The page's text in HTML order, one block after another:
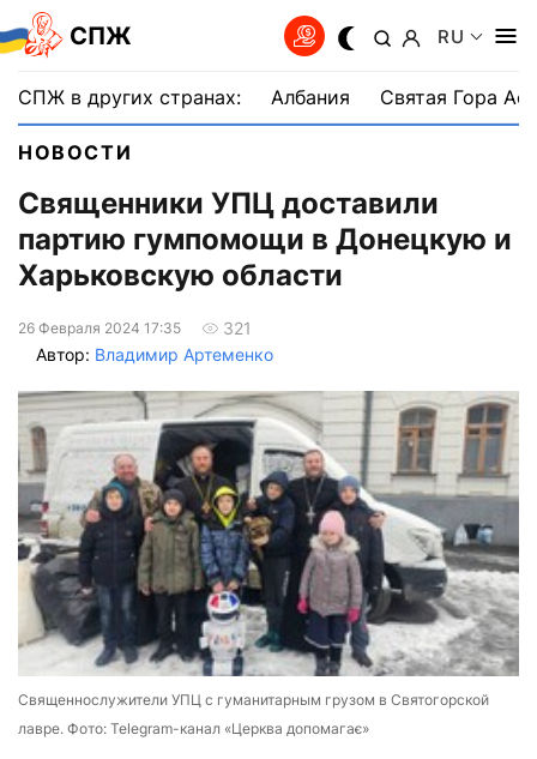
СПЖ RU
СПЖ в других странах: Албания Святая Гора
НОВОСТИ
Священники УПЦ доставили
партию гумпомощи в Донецкую и
Харьковскую области
26 Февраля 2024 17:35
321
Автор: Владимир Артеменко
Священнослужители УПЦ с гуманитарным грузом в Святогорской
лавре. Фото: Telegram-канал «Церква допомагає»